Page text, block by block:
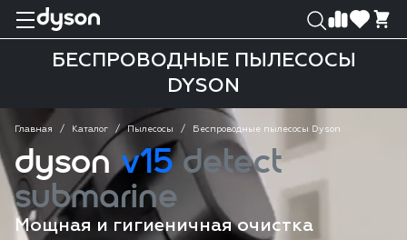
БЕСПРОВОДНЫЕ ПЫЛЕСОСЫ
DYSON
Главная Каталог Пылесосы Беспроводные пылесосы Dyson
dysonv15 detect
submarine
Мощная и гигиеничная очистка